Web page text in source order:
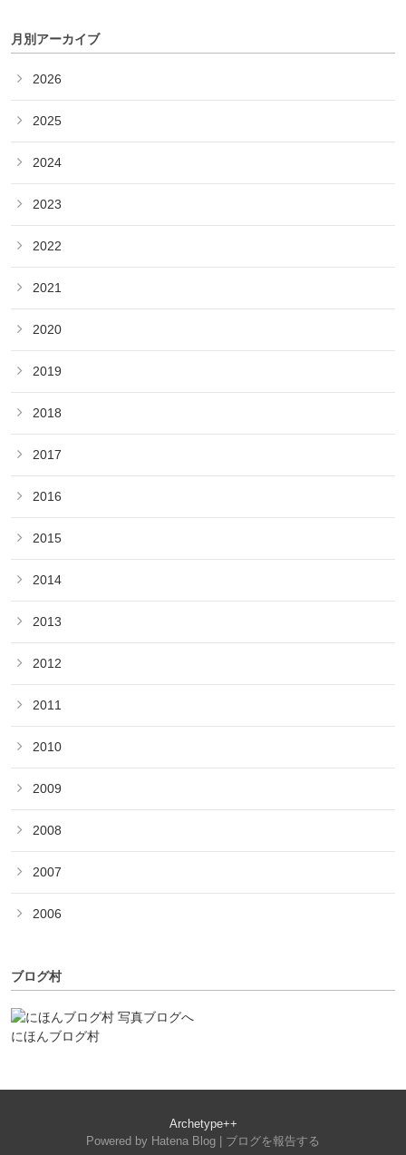
月別アーカイブ
2026
2025
2024
2023
2022
2021
2020
2019
2018
2017
2016
2015
2014
2013
2012
2011
2010
2009
2008
2007
2006
ブログ村
にほんブログ村
Archetype++
Powered by Hatena Blog | ブログを報告する